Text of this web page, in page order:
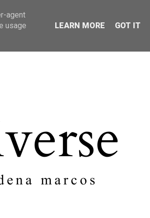
SOBRE MI
agent
usage
LEARN MORE GOT IT